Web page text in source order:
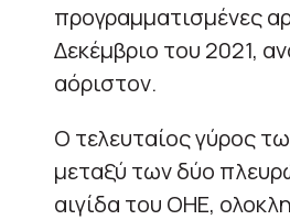
προγραμματισμένες
Δεκέμβριο του 2021,
αόριστον.
Ο τελευταίος γύρος
μεταξύ των δύο
αιγίδα του ΟΗΕ,